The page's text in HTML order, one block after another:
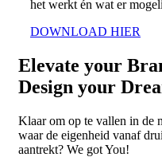
het werkt én wat er
DOWNLOAD HIER
Elevate your
Design your
Klaar om op te vallen in de
waar de eigenheid vanaf
aantrekt? We got You!